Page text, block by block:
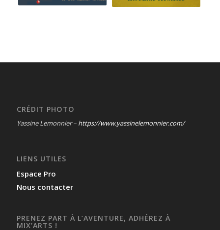
CRÉDIT PHOTO
Yassine Lemonnier – https://www.yassinelemonnier.com/
LIENS UTILES
Espace Pro
Nous contacter
PRENEZ PART À L’AVENTURE, ADHÉREZ À
MIX’ARTS !